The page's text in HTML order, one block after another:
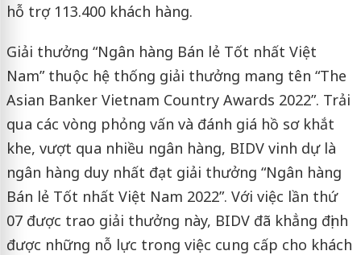
hỗ trợ 113.400 khách hàng.
Giải thưởng “Ngân hàng Bán lẻ Tốt nhất Việt
Nam” thuộc hệ thống giải thưởng mang tên “The
Asian Banker Vietnam Country Awards 2022”. Trải
qua các vòng phỏng vấn và đánh giá hồ sơ khắt
khe, vượt qua nhiều ngân hàng, BIDV vinh dự là
ngân hàng duy nhất đạt giải thưởng “Ngân hàng
Bán lẻ Tốt nhất Việt Nam 2022”. Với việc lần thứ
07 được trao giải thưởng này, BIDV đã khẳng định
được những nỗ lực trong việc cung cấp cho khách